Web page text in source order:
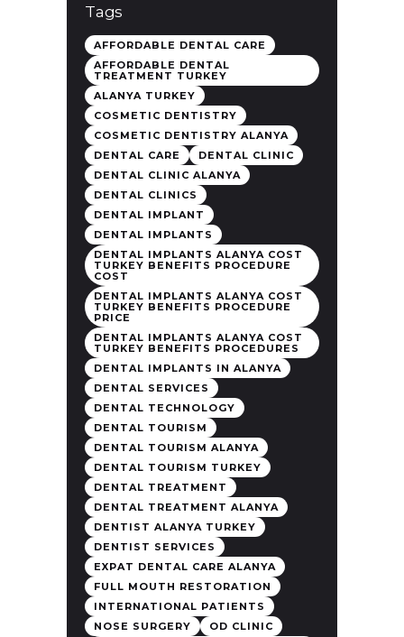
Tags
AFFORDABLE DENTAL CARE
AFFORDABLE DENTAL
TREATMENT TURKEY
ALANYA TURKEY
COSMETIC DENTISTRY
COSMETIC DENTISTRY ALANYA
DENTAL CARE
DENTAL CLINIC
DENTAL CLINIC ALANYA
DENTAL CLINICS
DENTAL IMPLANT
DENTAL IMPLANTS
DENTAL IMPLANTS ALANYA COST
TURKEY BENEFITS PROCEDURE
COST
DENTAL IMPLANTS ALANYA COST
TURKEY BENEFITS PROCEDURE
PRICE
DENTAL IMPLANTS ALANYA COST
TURKEY BENEFITS PROCEDURES
DENTAL IMPLANTS IN ALANYA
DENTAL SERVICES
DENTAL TECHNOLOGY
DENTAL TOURISM
DENTAL TOURISM ALANYA
DENTAL TOURISM TURKEY
DENTAL TREATMENT
DENTAL TREATMENT ALANYA
DENTIST ALANYA TURKEY
DENTIST SERVICES
EXPAT DENTAL CARE ALANYA
FULL MOUTH RESTORATION
INTERNATIONAL PATIENTS
NOSE SURGERY
OD CLINIC